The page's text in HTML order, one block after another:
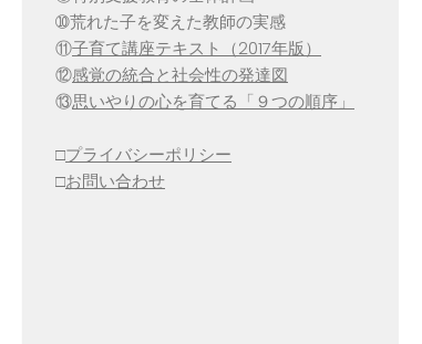
➉荒れた子を変えた教師の実感
⑪子育て講座テキスト（2017年版）
⑫感覚の統合と社会性の発達図
⑬思いやりの心を育てる「９つの順序」
□プライバシーポリシー
□お問い合わせ